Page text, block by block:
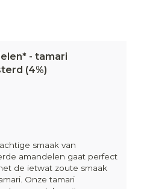
- tamari
(4%)
smaak van
amandelen gaat perfect
de ietwat zoute smaak
Onze tamari